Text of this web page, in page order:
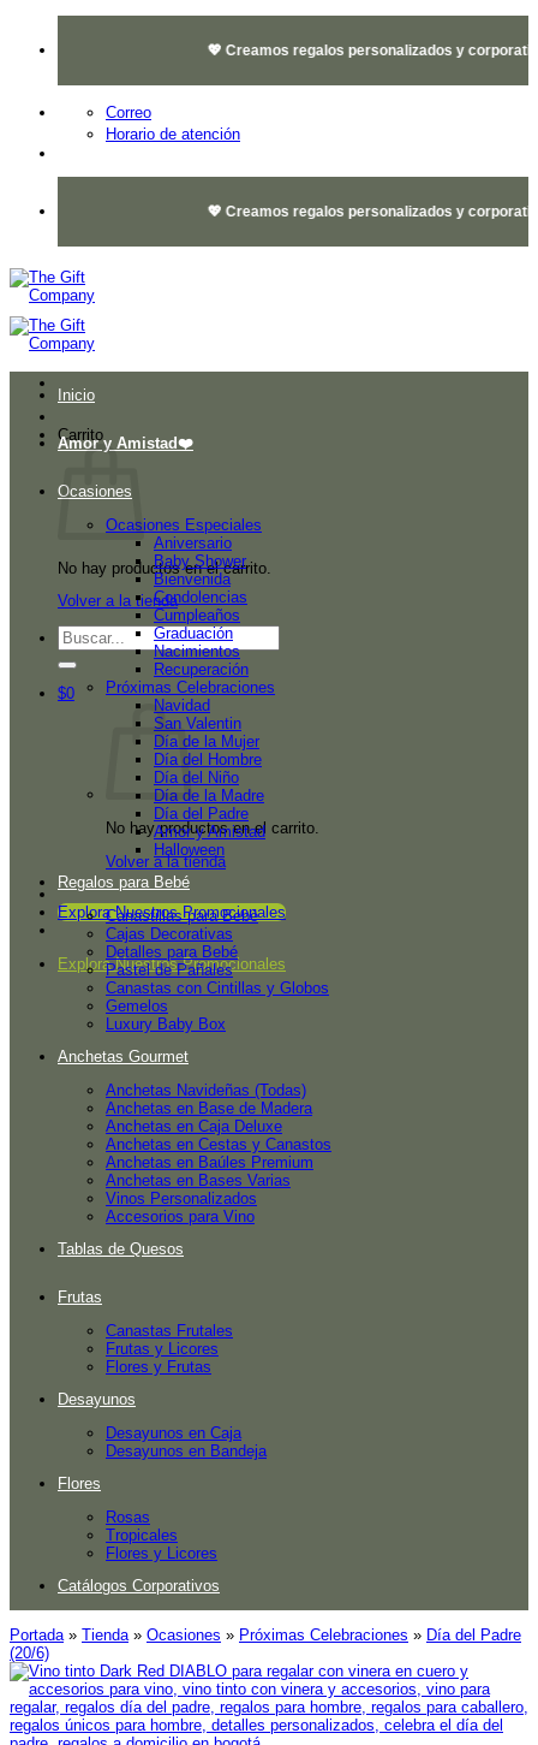
💖 Creamos regalos personalizados y
Correo
Horario de atención
💖 Creamos regalos personalizados y
Carrito
No hay productos en el carrito.
Volver a la tienda
Buscar
por:
$0
No hay productos en el carrito.
Volver a la tienda
Explora Nuestros Promocionales
Explora Nuestros Promocionales
Inicio
Amor y Amistad❤️
Ocasiones
Ocasiones Especiales
Aniversario
Baby Shower
Bienvenida
Condolencias
Cumpleaños
Graduación
Nacimientos
Recuperación
Próximas Celebraciones
Navidad
San Valentin
Día de la Mujer
Día del Hombre
Día del Niño
Día de la Madre
Día del Padre
Amor y Amistad
Halloween
Regalos para Bebé
Canastillas para Bebé
Cajas Decorativas
Detalles para Bebé
Pastel de Pañales
Canastas con Cintillas y Globos
Gemelos
Luxury Baby Box
Anchetas Gourmet
Anchetas Navideñas (Todas)
Anchetas en Base de Madera
Anchetas en Caja Deluxe
Anchetas en Cestas y Canastos
Anchetas en Baúles Premium
Anchetas en Bases Varias
Vinos Personalizados
Accesorios para Vino
Tablas de Quesos
Frutas
Canastas Frutales
Frutas y Licores
Flores y Frutas
Desayunos
Desayunos en Caja
Desayunos en Bandeja
Flores
Rosas
Tropicales
Flores y Licores
Catálogos Corporativos
Portada » Tienda » Ocasiones » Próximas Celebraciones » Día del Padre
(20/6)